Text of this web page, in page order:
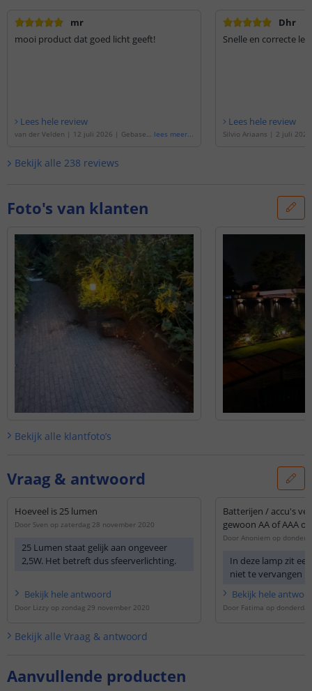
Aanvullende producten
mr
mooi product dat goed licht geeft!
Lees hele review
van der Velden | 12 juli 2026 | Gebaseer lees meer...
Dhr
Snelle en correcte
Lees hele review
Silvio Ariaans | 2 juli 2026
Bekijk alle 238 reviews
Foto's van klanten
Bekijk alle klantfoto’s
Vraag & antwoord
Hoeveel is 25 lumen
Door Sven op zaterdag 28 november 2020
25 Lumen staat gelijk aan ongeveer
2,5W. Het betreft dus sfeerverlichting.
Bekijk hele antwoord
Door Lizzy op zondag 29 november 2020
Batterijen / accu's
gewoon AA of AAA
Door Anoniem op
In deze lamp zit
niet te vervangen
Bekijk hele
Door Fatima op
Bekijk alle Vraag & antwoord